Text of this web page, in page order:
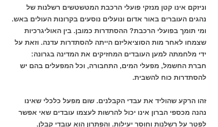
וניזקם אינו קטן מנזקי פועלי הרכבת המטשטשים רשלנות של
נהגים העוברים באור אדום ונועלים נוסעים בקרונות העולים באש.
ומי תומך בפועלי הרכבת? ההסתדרות כמובן. בין האוליגרכיות
שצמחו לאחר מות הסוציאליזם הייתה להסתדרות עדנה. וזאת על
ידי מלחמתה למען העובדים המחזיקים את המדינה בגרונה:
חברת החשמל, מפעלי המים, התחבורה, וכל המפעלים בהם יש
להסתדרות כוח להשבית.
זהו הרקע שהוליד את עבדי הקבלנים. שום מפעל כלכלי שאינו
נהנה מכספי הברון אינו יכול להרשות לעצמו עובדים שאי אפשר
לפטר על רשלנות וחוסר יעילות. והפתרון הוא עובדי קבלן.